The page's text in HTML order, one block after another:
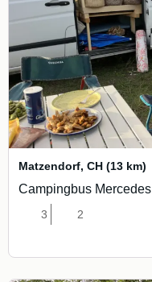
Matzendorf, CH (13 km)
Campingbus Mercedes
3 2